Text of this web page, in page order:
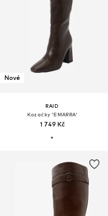
Nové
RAID
Kozačky 'EMARRA'
1 749 Kč